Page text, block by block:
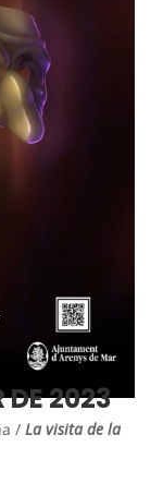
DE 2023
/ La visita de la